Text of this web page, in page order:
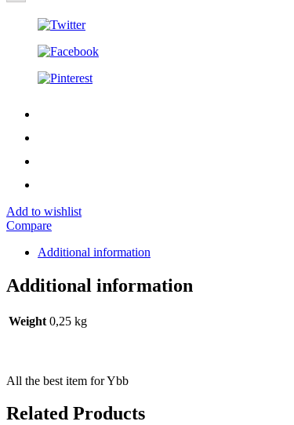
Add to wishlist
Compare
Additional information
Additional information
Weight 0,25 kg
All the best item for Ybb
Related Products